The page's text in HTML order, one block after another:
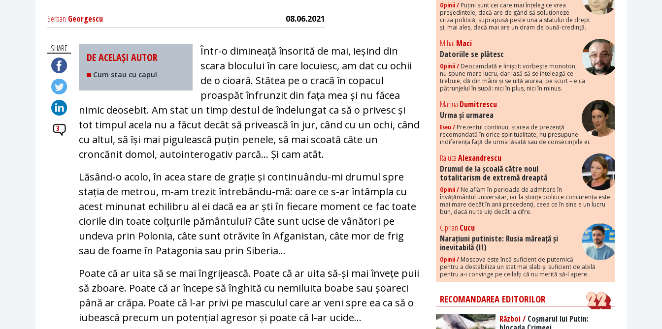
Serban Georgescu 08.06.2021
SHARE
3
DE ACELAȘI AUTOR
Cum stau cu capul
Într-o dimineață însorită de mai, ieșind din
scara blocului în care locuiesc, am dat cu ochii
de o cioară. Stătea pe o cracă în copacul
proaspăt înfrunzit din fața mea și nu făcea
nimic deosebit. Am stat un timp destul de îndelungat ca să o privesc și
tot timpul acela nu a făcut decât să privească în jur, când cu un ochi, când
cu altul, să își mai pigulească puțin penele, să mai scoată câte un
croncănit domol, autointerogativ parcă... Și cam atât.
Lăsând-o acolo, în acea stare de grație și continuându-mi drumul spre
stația de metrou, m-am trezit întrebându-mă: oare ce s-ar întâmpla cu
acest minunat echilibru al ei dacă ea ar ști în fiecare moment ce fac toate
ciorile din toate colțurile pământului? Câte sunt ucise de vânători pe
undeva prin Polonia, câte sunt otrăvite în Afganistan, câte mor de frig
sau de foame în Patagonia sau prin Siberia...
Poate că ar uita să se mai îngrijească. Poate că ar uita să-și mai învețe puii
să zboare. Poate că ar începe să înghită cu nemiluita boabe sau șoareci
până ar crăpa. Poate că l-ar privi pe masculul care ar veni spre ea ca să o
iubească precum un potențial agresor și poate că l-ar ucide...
Opinii / Puțini sunt cei care mai înțeleg ce vrea
președintele, dacă are de gând să soluționeze
criza politică, suprapusă peste una a statului de drept
și, mai ales, dacă mai are un dram de bună-credință.
Mihai Maci
Datoriile se plătesc
Opinii / Deocamdată e liniștit: vorbește monoton,
nu spune mare lucru, dar lasă să se înțeleagă ce
trebuie, dă din mâini și se uită aiurea; pe scurt – e ca
pătrunjelul în supă: nici în plus, nici în minus.
Marina Dumitrescu
Urma și urmarea
Eseu / Prezentul continuu, starea de prezență
recomandată în orice spiritualitate, nu presupune
indiferența față de urma lăsată sau de consecințele ei.
RalucaAlexandrescu
Drumul de la școală către noul
totalitarism de extremă dreaptă
Opinii / Ne aflăm în perioada de admitere în
învățământul universitar, iar la științe politice concurența este
mai mare decât în anii precedenți, ceea ce în sine e un lucru
bun, dacă nu te uiți decât la cifre.
Ciprian Cucu
Narațiuni putiniste: Rusia măreață și
inevitabilă (II)
Opinii / Moscova este încă suficient de puternică
pentru a destabiliza un stat mai slab și suficient de abilă
pentru a-i convinge pe ceilalți că nu merită să-l apere.
RECOMANDAREA EDITORILOR
Război /Coșmarul lui Putin: